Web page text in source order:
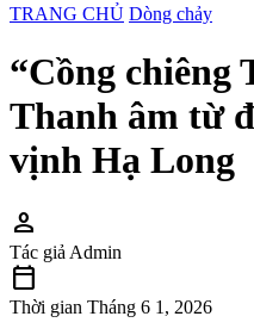
TRANG CHỦ Dòng chảy
“Cồng chiêng
Thanh âm từ
vịnh Hạ Long
person
Tác giả Admin
calendar_today
Thời gian Tháng 6 1, 2026